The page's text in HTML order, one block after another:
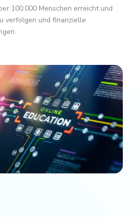
100.000 Menschen erreicht und
verfolgen und finanzielle